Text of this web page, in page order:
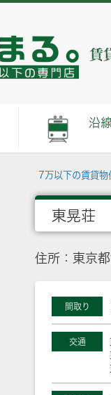
沿
7万以下の賃貸
東晃荘
住所：東京
間取り
交通